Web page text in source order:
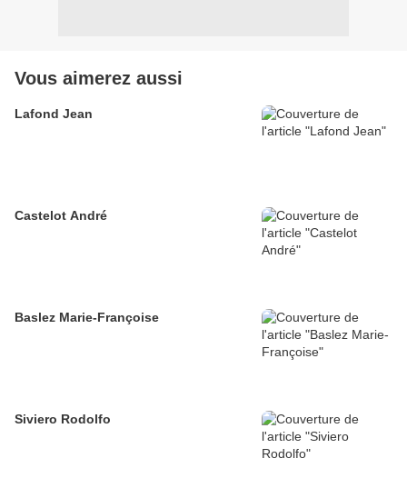
Vous aimerez aussi
Lafond Jean
Castelot André
Baslez Marie-Françoise
Siviero Rodolfo